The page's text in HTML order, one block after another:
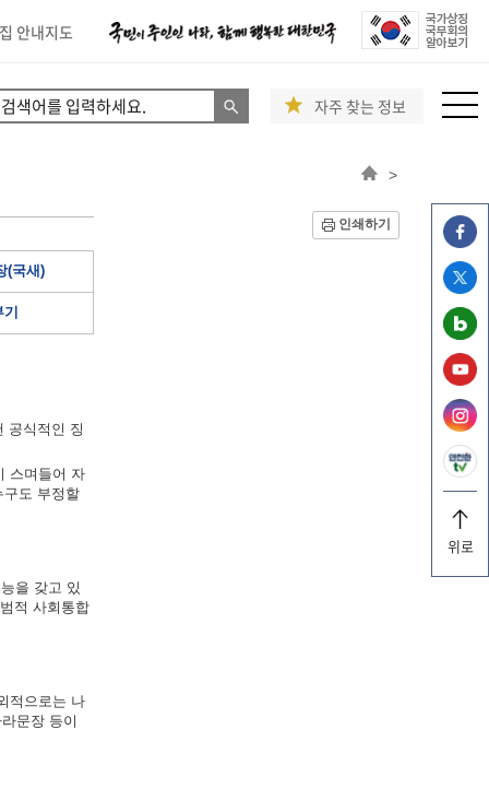
안내지도
위로
자주 찾는 정보
>
인쇄하기
(국새)
공식적인 징
스며들어 자
구도 부정할
을 갖고 있
적 사회통합
적으로는 나
문장 등이